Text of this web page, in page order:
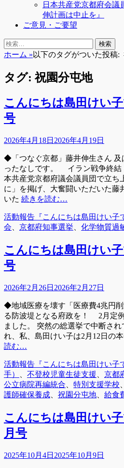
日本共産党京都府会議
伸計画は中止を』
ご意見・ご要望
検
索
検
索:
ホーム »以下のタグがついた投稿:
タグ:祝園分屯地
こんにちは島田けい子
号
投
日
2026年4月18日 2026年4月19日
◆「つなぐ京都」藤井伸生さん
ったなしです。 イラン戦争終結
本共産党京都府議会議員団で立ち
に」を掲げ、大奮闘いただいた藤
いた 続きを読む…
カ
テ
リ
ー
活動報告『こんにちは島田けい子
会
京都府知事選挙 化学物質過
こんにちは島田けい子
号
投
日
2026年2月26日 2026年2月27日
◆地域医療を壊す「医療費4兆円
る防波堤となる府政を！ 2月定
ました。 突然の総選挙で中断さ
れ、私、島田けい子は2月12日の
読む…
カ
テ
ゴ
リ
活動報告『こんにちは島田けい子
手）
不登校児童生徒支援 京都
公立病院再編統合
特別支援学校
護師確保養成
祝園分屯地 給食
こんにちは島田けい
月号
投
2025年10月4日 2025年10月9日